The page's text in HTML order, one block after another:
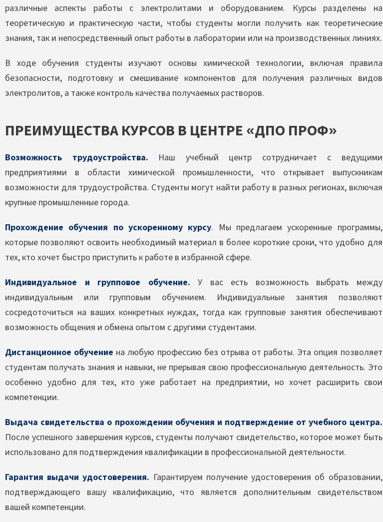
различные аспекты работы с электролитами и оборудованием. Курсы разделены на
теоретическую и практическую части, чтобы студенты могли получить как теоретические
знания, так и непосредственный опыт работы в лаборатории или на производственных линиях.
В ходе обучения студенты изучают основы химической технологии, включая правила
безопасности, подготовку и смешивание компонентов для получения различных видов
электролитов, а также контроль качества получаемых растворов.
ПРЕИМУЩЕСТВА КУРСОВ В ЦЕНТРЕ «ДПО ПРОФ»
Возможность трудоустройства. Наш учебный центр сотрудничает с ведущими
предприятиями в области химической промышленности, что открывает выпускникам
возможности для трудоустройства. Студенты могут найти работу в разных регионах, включая
крупные промышленные города.
Прохождение обучения по ускоренному курсу. Мы предлагаем ускоренные программы,
которые позволяют освоить необходимый материал в более короткие сроки, что удобно для
тех, кто хочет быстро приступить к работе в избранной сфере.
Индивидуальное и групповое обучение. У вас есть возможность выбрать между
индивидуальным или групповым обучением. Индивидуальные занятия позволяют
сосредоточиться на ваших конкретных нуждах, тогда как групповые занятия обеспечивают
возможность общения и обмена опытом с другими студентами.
Дистанционное обучение на любую профессию без отрыва от работы. Эта опция позволяет
студентам получать знания и навыки, не прерывая свою профессиональную деятельность. Это
особенно удобно для тех, кто уже работает на предприятии, но хочет расширить свои
компетенции.
Выдача свидетельства о прохождении обучения и подтверждение от учебного центра.
После успешного завершения курсов, студенты получают свидетельство, которое может быть
использовано для подтверждения квалификации в профессиональной деятельности.
Гарантия выдачи удостоверения. Гарантируем получение удостоверения об образовании,
подтверждающего вашу квалификацию, что является дополнительным свидетельством
вашей компетенции.